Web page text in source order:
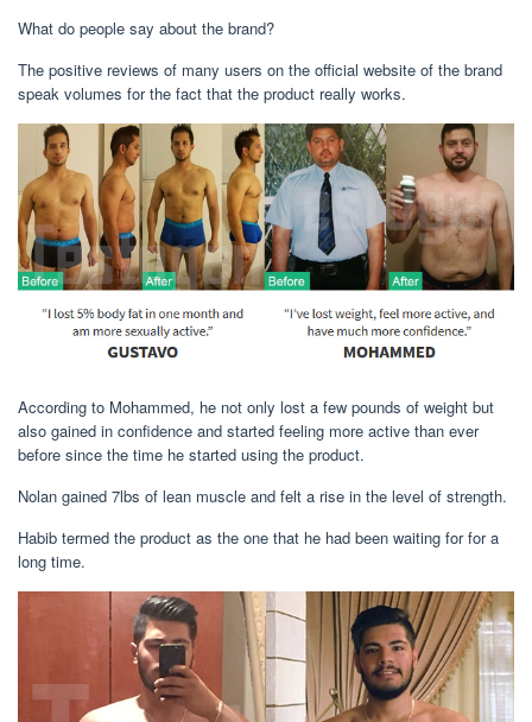
What do people say about the brand?
The positive reviews of many users on the official website of the brand
speak volumes for the fact that the product really works.
According to Mohammed, he not only lost a few pounds of weight but
also gained in confidence and started feeling more active than ever
before since the time he started using the product.
Nolan gained 7lbs of lean muscle and felt a rise in the level of strength.
Habib termed the product as the one that he had been waiting for for a
long time.